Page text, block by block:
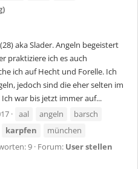
aka Slader. Angeln begeistert
praktiziere ich es auch
ich auf Hecht und Forelle. Ich
jedoch sind die eher selten im
war bis jetzt immer auf...
aal angeln
barsch
karpfen
münchen
9 Forum: User stellen